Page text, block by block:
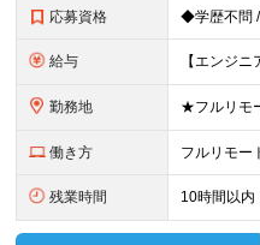
応募資格
給与
勤務地
働き方 フルリモー
残業時間 10時間以内